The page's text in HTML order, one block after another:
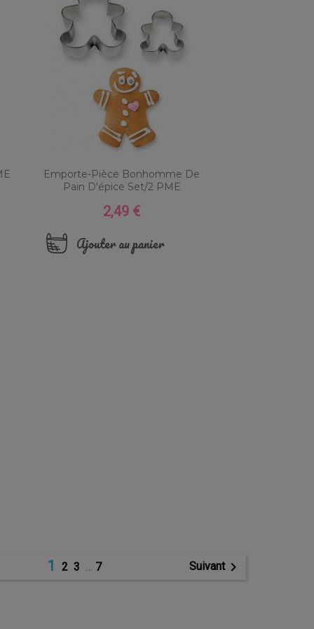
Emporte-Pièce Bonhomme De
Pain D'épice Set/2 PME
Prix
2,49 €
Ajouter au panier
1 2 3 … 7 Suivant